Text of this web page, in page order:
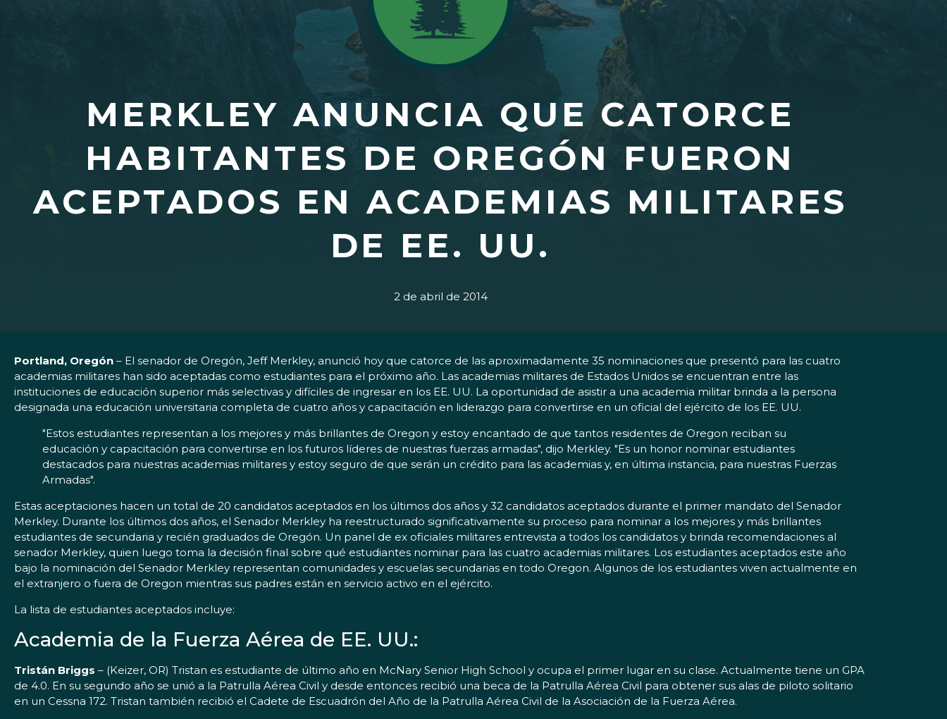
MERKLEY ANUNCIA QUE CATORCE
HABITANTES DE OREGÓN FUERON
ACEPTADOS EN ACADEMIAS MILITARES
DE EE. UU.
2 de abril de 2014
Portland, Oregón – El senador de Oregón, Jeff Merkley, anunció hoy que catorce de las aproximadamente 35 nominaciones que presentó para las cuatro
academias militares han sido aceptadas como estudiantes para el próximo año. Las academias militares de Estados Unidos se encuentran entre las
instituciones de educación superior más selectivas y difíciles de ingresar en los EE. UU. La oportunidad de asistir a una academia militar brinda a la persona
designada una educación universitaria completa de cuatro años y capacitación en liderazgo para convertirse en un oficial del ejército de los EE. UU.
"Estos estudiantes representan a los mejores y más brillantes de Oregon y estoy encantado de que tantos residentes de Oregon reciban su
educación y capacitación para convertirse en los futuros líderes de nuestras fuerzas armadas", dijo Merkley. "Es un honor nominar estudiantes
destacados para nuestras academias militares y estoy seguro de que serán un crédito para las academias y, en última instancia, para nuestras Fuerzas
Armadas".
Estas aceptaciones hacen un total de 20 candidatos aceptados en los últimos dos años y 32 candidatos aceptados durante el primer mandato del Senador
Merkley. Durante los últimos dos años, el Senador Merkley ha reestructurado significativamente su proceso para nominar a los mejores y más brillantes
estudiantes de secundaria y recién graduados de Oregón. Un panel de ex oficiales militares entrevista a todos los candidatos y brinda recomendaciones al
senador Merkley, quien luego toma la decisión final sobre qué estudiantes nominar para las cuatro academias militares. Los estudiantes aceptados este año
bajo la nominación del Senador Merkley representan comunidades y escuelas secundarias en todo Oregon. Algunos de los estudiantes viven actualmente en
el extranjero o fuera de Oregon mientras sus padres están en servicio activo en el ejército.
La lista de estudiantes aceptados incluye:
Academia de la Fuerza Aérea de EE. UU.:
Tristán Briggs – (Keizer, OR) Tristan es estudiante de último año en McNary Senior High School y ocupa el primer lugar en su clase. Actualmente tiene un GPA
de 4.0. En su segundo año se unió a la Patrulla Aérea Civil y desde entonces recibió una beca de la Patrulla Aérea Civil para obtener sus alas de piloto solitario
en un Cessna 172. Tristan también recibió el Cadete de Escuadrón del Año de la Patrulla Aérea Civil de la Asociación de la Fuerza Aérea.